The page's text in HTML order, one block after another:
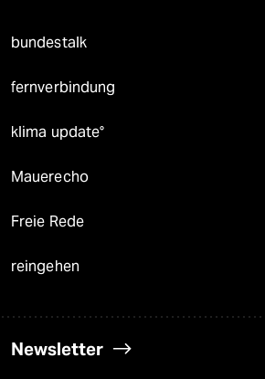
bundestalk
fernverbindung
klima update°
Mauerecho
Freie Rede
reingehen
Newsletter